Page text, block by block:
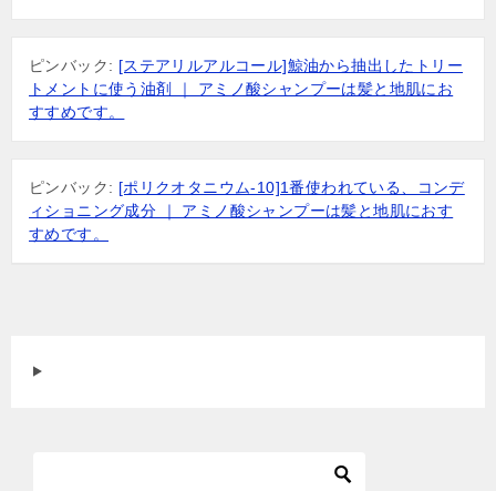
ピンバック: [ステアリルアルコール]鯨油から抽出したトリー
トメントに使う油剤 ｜ アミノ酸シャンプーは髪と地肌にお
すすめです。
ピンバック: [ポリクオタニウム-10]1番使われている、コンデ
ィショニング成分 ｜ アミノ酸シャンプーは髪と地肌におす
すめです。